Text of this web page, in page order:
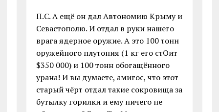
П.С. А ещё он дал Автономию Крыму и
Севастополю. И отдал в руки нашего
врага ядерное оружие. А это 100 тонн
оружейного плутония (1 кг его стОит
$350 000) и 100 тонн обогащённого
урана! И вы думаете, амигос, что этот
старый чёрт отдал такие сокровища за
бутылку горилки и ему ничего не